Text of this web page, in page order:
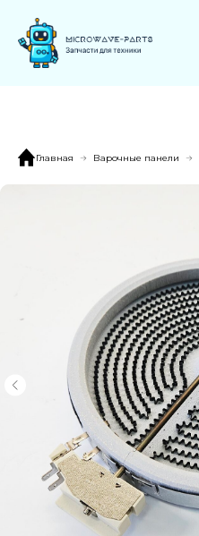
Главная Варочные панели